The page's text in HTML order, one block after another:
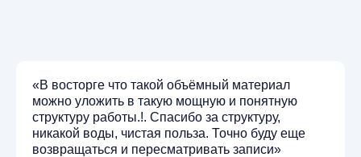
«В восторге что такой объёмный материал
можно уложить в такую мощную и понятную
структуру работы.!. Спасибо за структуру,
никакой воды, чистая польза. Точно буду еще
возвращаться и пересматривать записи»